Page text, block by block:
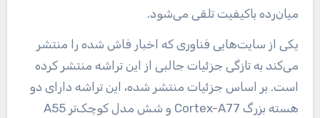
میان‌رده باکیفیت تلقی می‌شود.
یکی از سایت‌هایی فناوری که اخبار فاش شده را منتشر
می‌کند به تازگی جزئیات جالبی از این تراشه منتشر کرده
است. بر اساس جزئیات منتشر شده، این تراشه دارای دو
هسته بزرگ Cortex-A77 و شش مدل کوچک‌تر A55